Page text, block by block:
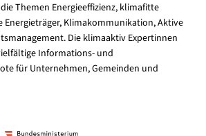
Themen Energieeffizienz, klimafitte
Energieträger, Klimakommunikation, Aktive
Die klimaaktiv Expertinnen
Informations- und
für Unternehmen, Gemeinden und